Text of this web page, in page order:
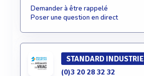
Demander à être rappelé
Poser une question en direct
STANDARD INDUSTRIE
(0)3 20 28 32 32